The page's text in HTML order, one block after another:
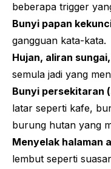
beberapa trigger
Bunyi papan
gangguan kata-kata.
Hujan, aliran
semula jadi yang
Bunyi persekitaran (
latar seperti kafe,
burung hutan yang
Menyelak halaman
lembut seperti